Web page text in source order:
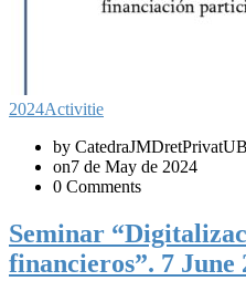
2024Activitie
by CatedraJMDretPrivatUB
on7 de May de 2024
0 Comments
Seminar
financieros”. 7 June